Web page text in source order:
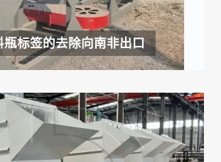
瓶标签的去除向南非出口